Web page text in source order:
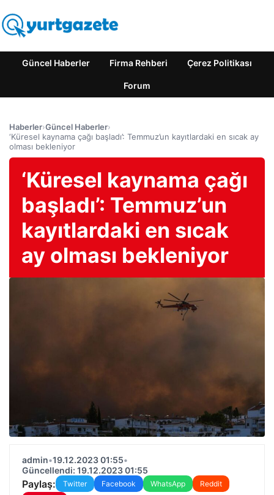
Güncel Haberler Firma Rehberi Çerez Politikası
Forum
Haberler›Güncel Haberler›
‘Küresel kaynama çağı başladı’: Temmuz’un kayıtlardaki en sıcak ay
olması bekleniyor
‘Küresel kaynama çağı
başladı’: Temmuz’un
kayıtlardaki en sıcak
ay olması bekleniyor
admin•19.12.2023 01:55•
Güncellendi: 19.12.2023 01:55
Paylaş: Twitter Facebook WhatsApp
Reddit